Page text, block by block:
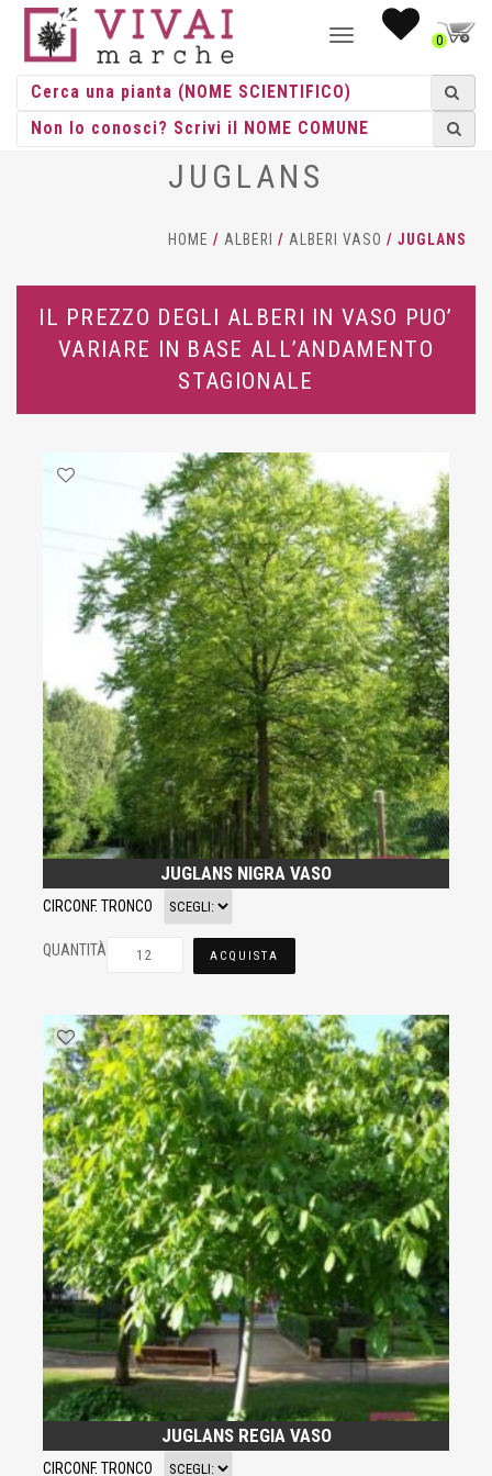
NAVIGAZIONE0
JUGLANS
HOME / ALBERI / ALBERI VASO / JUGLANS
IL PREZZO DEGLI ALBERI IN VASO PUO’
VARIARE IN BASE ALL’ANDAMENTO
STAGIONALE
JUGLANS NIGRA VASO
CIRCONF. TRONCO
QUANTITÀ ACQUISTA
JUGLANS REGIA VASO
CIRCONF. TRONCO